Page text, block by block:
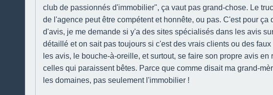
club de passionnés d'immobilier", ça vaut pas grand-chose. Le
de l'agence peut être compétent et honnête, ou pas. C'est pour
d'avis, je me demande si y'a des sites spécialisés dans les avis
détaillé et on sait pas toujours si c'est des vrais clients ou des
les avis, le bouche-à-oreille, et surtout, se faire son propre avis
celles qui paraissent bêtes. Parce que comme disait ma grand-
les domaines, pas seulement l'immobilier !